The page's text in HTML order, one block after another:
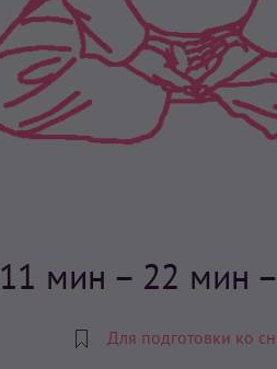
11 мин – 22 мин
Для подготовки ко